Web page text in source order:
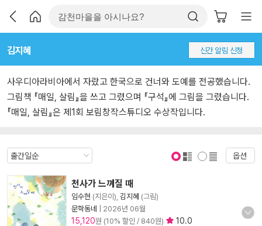
김지혜 신간 알림 신청
사우디아라비아에서 자랐고 한국으로 건너와 도예를 전공했습니다.
그림책 『매일, 살림』을 쓰고 그렸으며 『구석』에 그림을 그렸습니다.
『매일, 살림』은 제1회 보림창작스튜디오 수상작입니다.
옵션
천사가 느껴질 때
임수현 (지은이), 김지혜 (그림)
문학동네
2026년 06월
15,120원 (10% 할인 / 840원) 10.0